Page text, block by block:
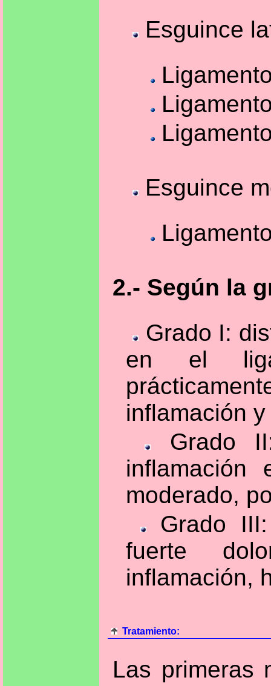
Esguince
Esguince
2.- Según la
Grado I:
en el
inflamación
Grado
inflamación
moderado,
Grado III:
fuerte
inflamación,
Tratamiento:
Las primeras